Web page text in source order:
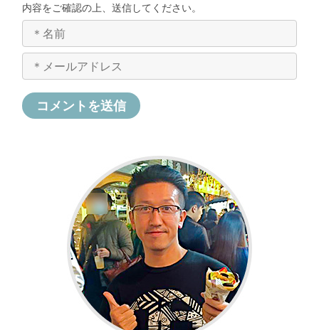
内容をご確認の上、送信してください。